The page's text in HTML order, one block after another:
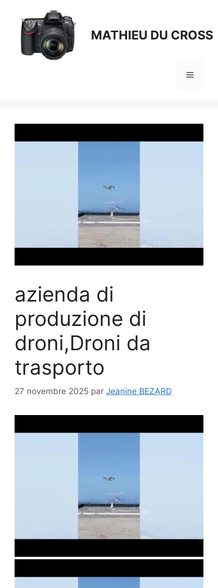
contenu
MATHIEU DU CROSS
Menu
azienda di
produzione di
droni,Droni da
trasporto
27 novembre 2025 par Jeanine BEZARD